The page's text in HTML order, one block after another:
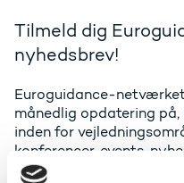
Tilmeld dig
nyhedsbrev!
Euroguidance-
månedlig opdatering
inden for
konferencer, events,